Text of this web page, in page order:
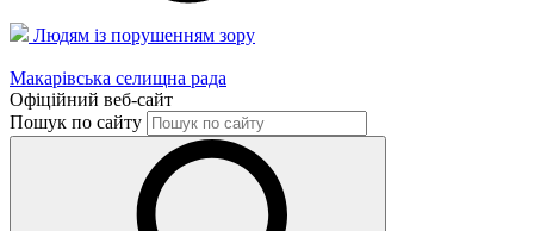
Людям із порушенням зору
Макарівська селищна рада
Офіційний веб-сайт
Пошук по сайту